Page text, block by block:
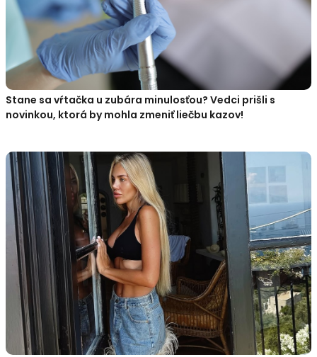
Stane sa vŕtačka u zubára minulosťou? Vedci prišli s
novinkou, ktorá by mohla zmeniť liečbu kazov!